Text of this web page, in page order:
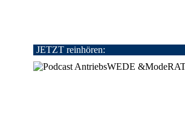
JETZT reinhören: